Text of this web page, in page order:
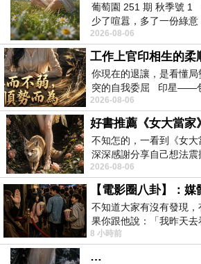
葡萄園 251 期 秋季號 1
少了喧囂，多了一份綠
一
2026-08-06
工作上官印相生的柔
你現在的退讓，是看懂
突的自我委屈 印星——
一步觀察，不會
2026-08-06
不知怎的，一看到《女大
深深感謝分享自己想法
不同樣貌的家庭！ 《女大
2026-08-06
不知道大家有沒有發現
果你跟他說：「我昨天
出一種慈祥的微笑，然後
8 小時前
…